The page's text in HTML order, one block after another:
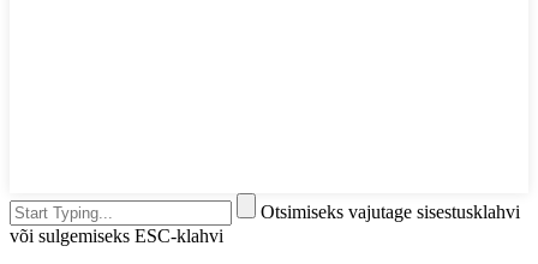
Otsimiseks vajutage sisestusklahvi
või sulgemiseks ESC-klahvi